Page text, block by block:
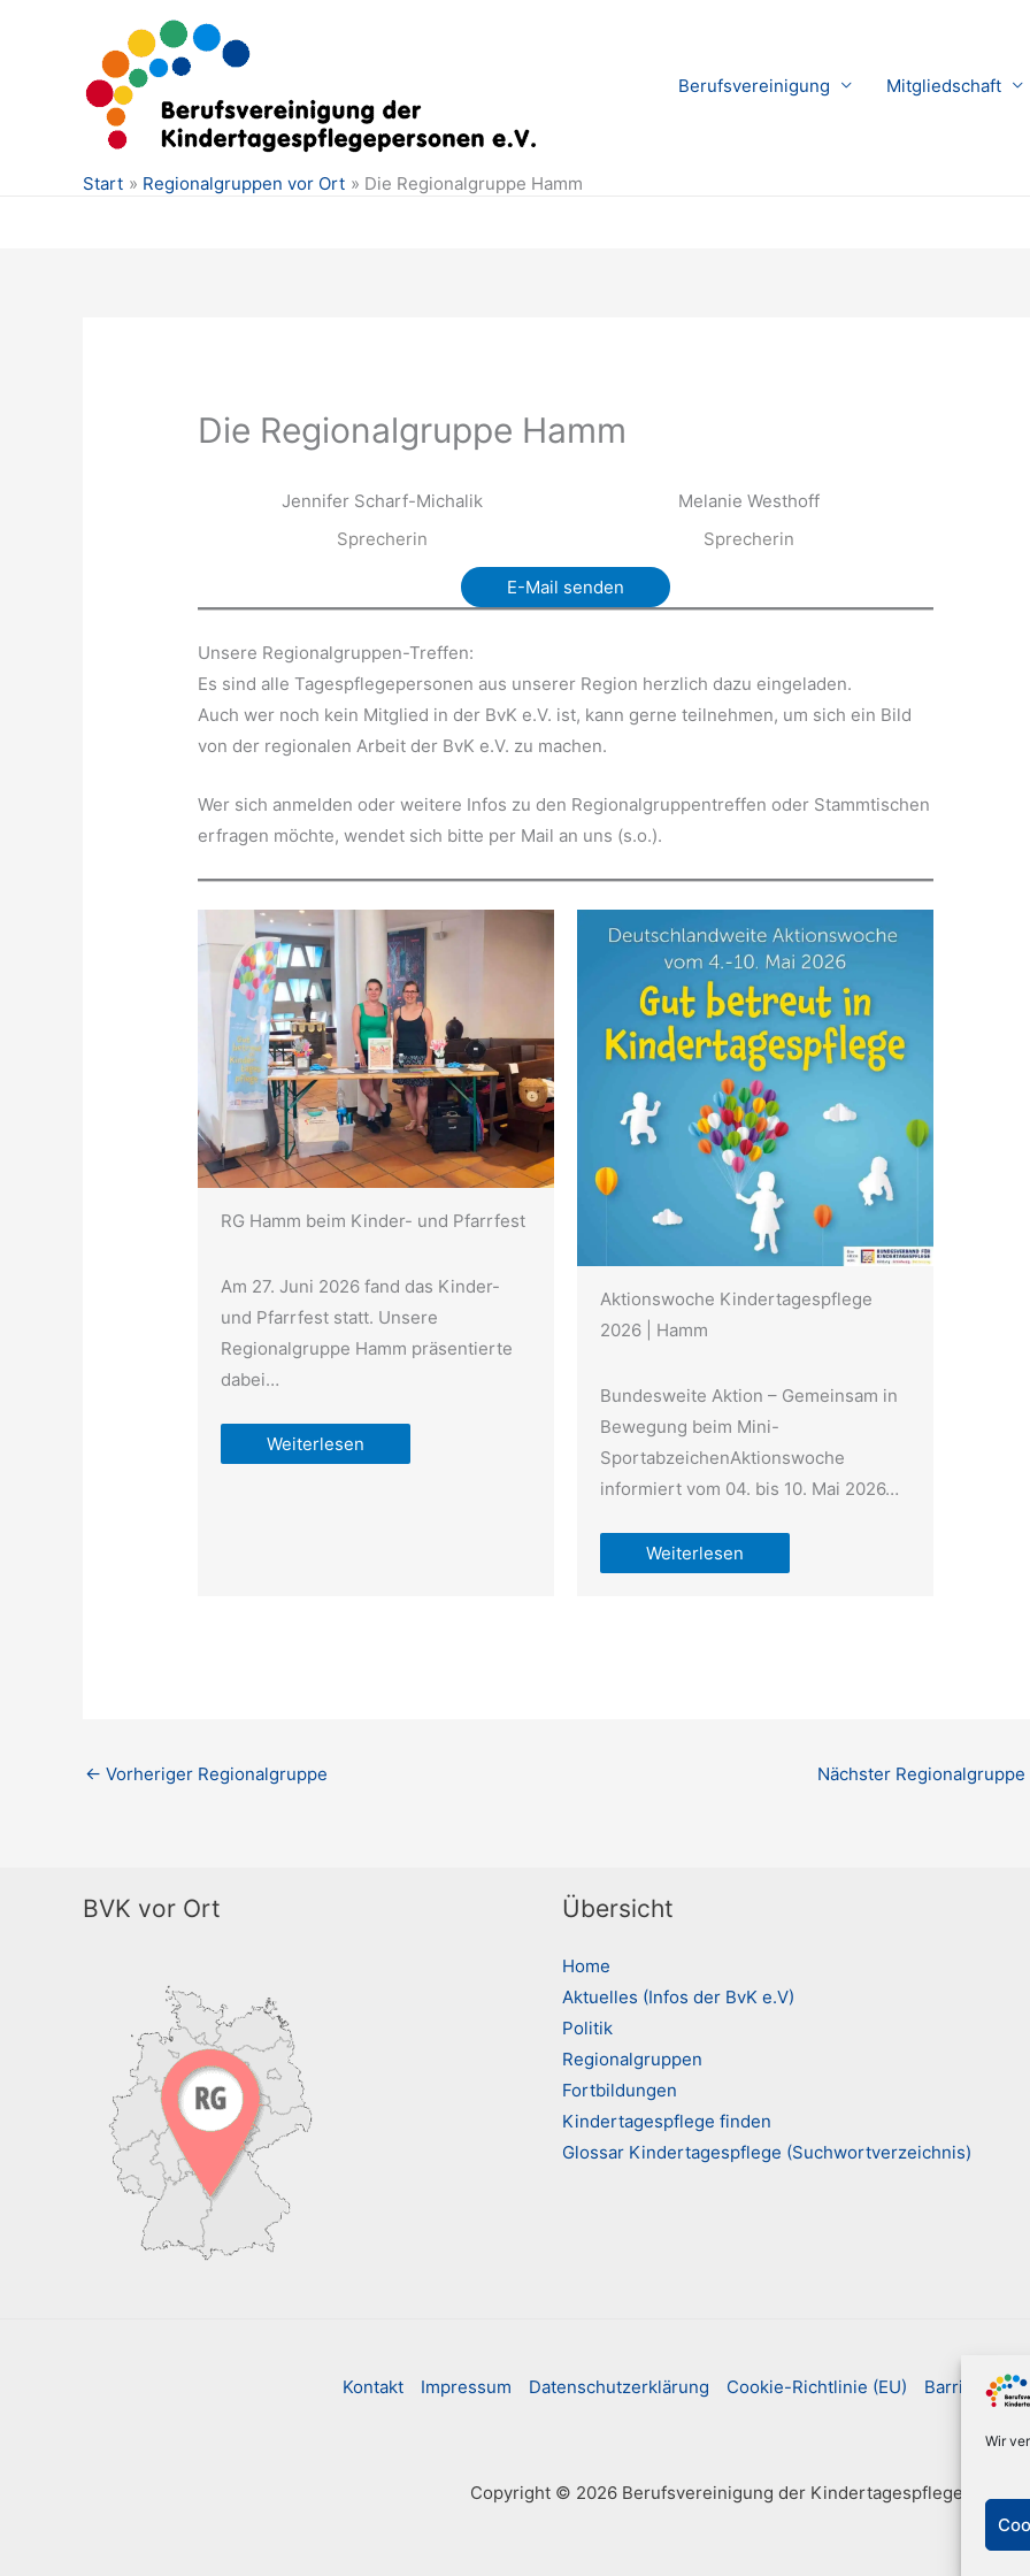
Wir
Berufsvereinigung Mitgliedschaft
Start Regionalgruppen vor Ort
Die Regionalgruppe Hamm
Die Regionalgruppe Hamm
Jennifer Scharf-Michalik
Sprecherin
Melanie Westhoff
Sprecherin
E-Mail senden
Unsere Regionalgruppen-Treffen:
Es sind alle Tagespflegepersonen aus unserer Region herzlich dazu eingeladen.
Auch wer noch kein Mitglied in der BvK e.V. ist, kann gerne teilnehmen, um sich ein Bild
von der regionalen Arbeit der BvK e.V. zu machen.
Wer sich anmelden oder weitere Infos zu den Regionalgruppentreffen oder Stammtischen
erfragen möchte, wendet sich bitte per Mail an uns (s.o.).
RG Hamm beim Kinder- und Pfarrfest
Am 27. Juni 2026 fand das Kinder-
und Pfarrfest statt. Unsere
Regionalgruppe Hamm präsentierte
dabei…
Weiterlesen
Aktionswoche Kindertagespflege
2026 | Hamm
Bundesweite Aktion – Gemeinsam in
Bewegung beim Mini-
SportabzeichenAktionswoche
informiert vom 04. bis 10. Mai 2026…
Weiterlesen
← Vorheriger Regionalgruppe Nächster Regionalgruppe
BVK vor Ort Übersicht
Home
Aktuelles (Infos der BvK e.V)
Politik
Regionalgruppen
Fortbildungen
Kindertagespflege finden
Glossar Kindertagespflege (Suchwortverzeichnis)
Kontakt Impressum Datenschutzerklärung Cookie-Richtlinie (EU)
Copyright © 2026 Berufsvereinigung der